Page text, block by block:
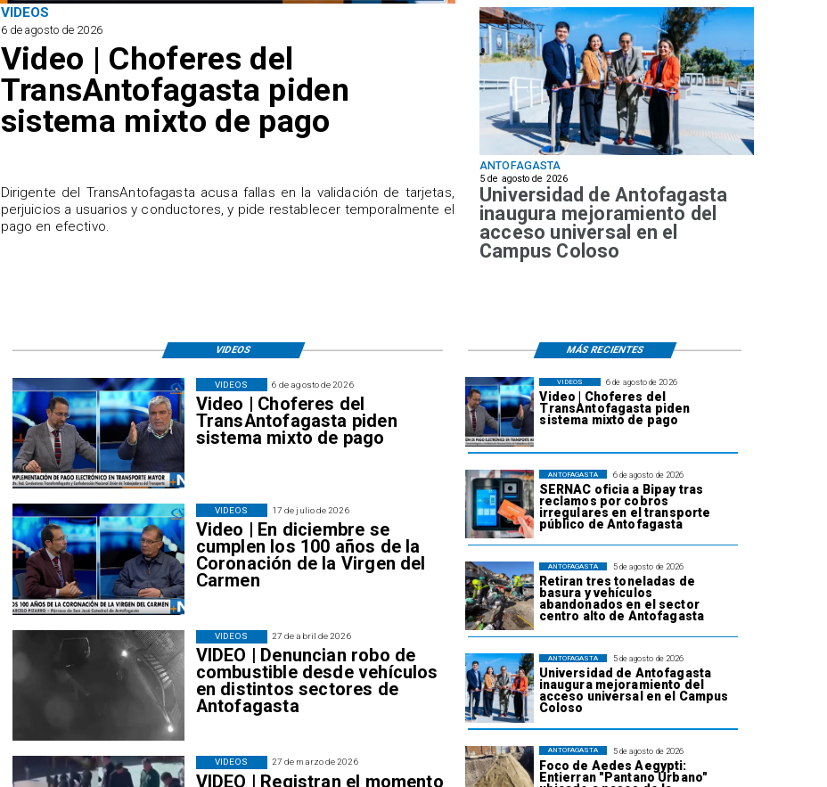
VIDEOS
6 de agosto de 2026
Video | Choferes del
TransAntofagasta piden
sistema mixto de pago
​Dirigente del TransAntofagasta acusa fallas en la validación de tarjetas,
perjuicios a usuarios y conductores, y pide restablecer temporalmente el
pago en efectivo.
ANTOFAGASTA
5 de agosto de 2026
Universidad de Antofagasta
inaugura mejoramiento del
acceso universal en el
Campus Coloso
6 de agosto de 2026
Video | Choferes del
TransAntofagasta piden
sistema mixto de pago
VIDEOS
6 de agosto de 2026
SERNAC oficia a Bipay tras
reclamos por cobros
irregulares en el transporte
público de Antofagasta
ANTOFAGASTA
5 de agosto de 2026
Retiran tres toneladas de
basura y vehículos
abandonados en el sector
centro alto de Antofagasta
ANTOFAGASTA
5 de agosto de 2026
Universidad de Antofagasta
inaugura mejoramiento del
acceso universal en el Campus
Coloso
ANTOFAGASTA
5 de agosto de 2026
Foco de Aedes Aegypti:
Entierran "Pantano Urbano"
ANTOFAGASTA
6 de agosto de 2026
Video | Choferes del
TransAntofagasta piden
sistema mixto de pago
VIDEOS
17 de julio de 2026
Video | En diciembre se
cumplen los 100 años de la
Coronación de la Virgen del
Carmen
VIDEOS
27 de abril de 2026
VIDEO | Denuncian robo de
combustible desde vehículos
en distintos sectores de
Antofagasta
VIDEOS
27 de marzo de 2026
VIDEO | Registran el momento
VIDEOS
VIDEOS MÁS RECIENTES